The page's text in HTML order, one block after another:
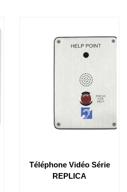
Téléphone Vidéo Série
REPLICA